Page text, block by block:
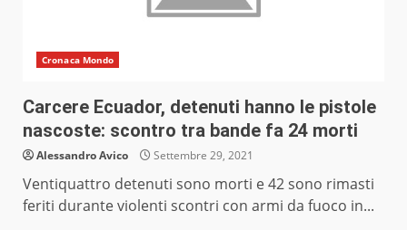
Cronaca Mondo
Carcere Ecuador, detenuti hanno le pistole
nascoste: scontro tra bande fa 24 morti
Alessandro Avico Settembre 29, 2021
Ventiquattro detenuti sono morti e 42 sono rimasti
feriti durante violenti scontri con armi da fuoco in...